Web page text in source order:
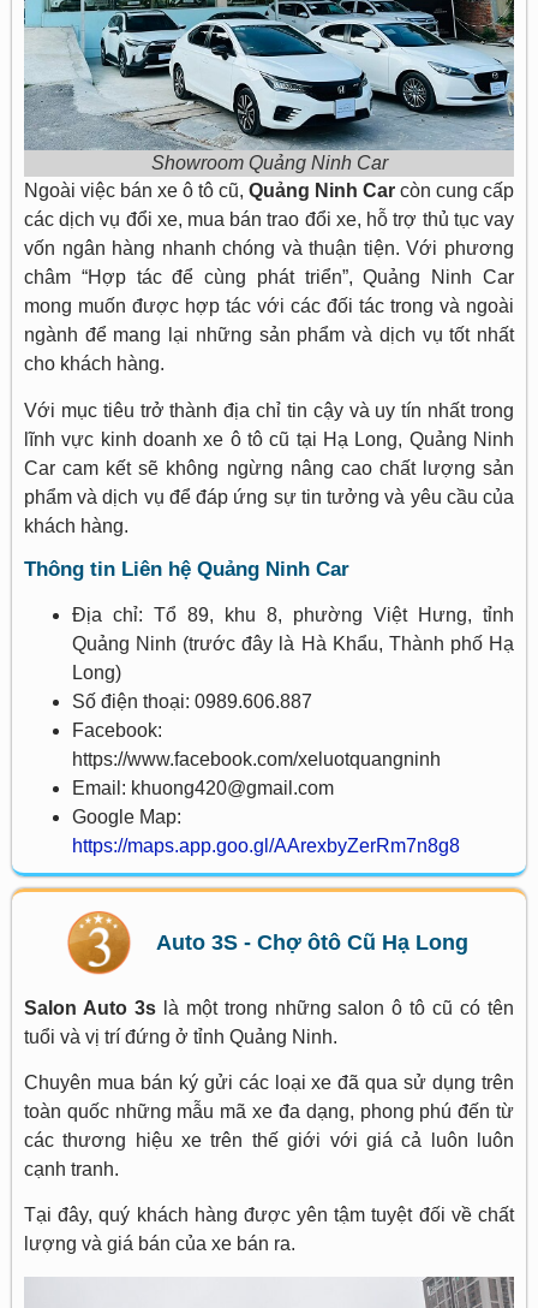
Showroom Quảng Ninh Car
Ngoài việc bán xe ô tô cũ, Quảng Ninh Car còn cung cấp
các dịch vụ đổi xe, mua bán trao đổi xe, hỗ trợ thủ tục vay
vốn ngân hàng nhanh chóng và thuận tiện. Với phương
châm “Hợp tác để cùng phát triển”, Quảng Ninh Car
mong muốn được hợp tác với các đối tác trong và ngoài
ngành để mang lại những sản phẩm và dịch vụ tốt nhất
cho khách hàng.
Với mục tiêu trở thành địa chỉ tin cậy và uy tín nhất trong
lĩnh vực kinh doanh xe ô tô cũ tại Hạ Long, Quảng Ninh
Car cam kết sẽ không ngừng nâng cao chất lượng sản
phẩm và dịch vụ để đáp ứng sự tin tưởng và yêu cầu của
khách hàng.
Thông tin Liên hệ Quảng Ninh Car
Địa chỉ: Tổ 89, khu 8, phường Việt Hưng, tỉnh
Quảng Ninh (trước đây là Hà Khẩu, Thành phố Hạ
Long)
Số điện thoại: 0989.606.887
Facebook:
https://www.facebook.com/xeluotquangninh
Email: khuong420@gmail.com
Google Map:
https://maps.app.goo.gl/AArexbyZerRm7n8g8
Auto 3S - Chợ ôtô Cũ Hạ Long
Salon Auto 3slà một trong những salon ô tô cũ có tên
tuổi và vị trí đứng ở tỉnh Quảng Ninh.
Chuyên mua bán ký gửi các loại xe đã qua sử dụng trên
toàn quốc những mẫu mã xe đa dạng, phong phú đến từ
các thương hiệu xe trên thế giới với giá cả luôn luôn
cạnh tranh.
Tại đây, quý khách hàng được yên tậm tuyệt đối về chất
lượng và giá bán của xe bán ra.